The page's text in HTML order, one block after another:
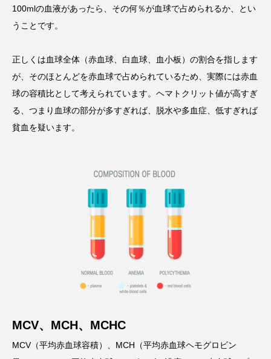
100mlの血液があったら、その何％が血球で占められるか、とい
うことです。
正しくは血球全体（赤血球、白血球、血小板）の割合を指します
が、そのほとんどを赤血球で占められているため、実際には赤血
球の容積比として考えられています。ヘマトクリット値が高すぎ
る、つまり血球の部分が多すぎれば、脱水や多血症、低すぎれば
貧血を疑います。
MCV、MCH、MCHC
MCV（平均赤血球容積）、MCH（平均赤血球ヘモグロビン